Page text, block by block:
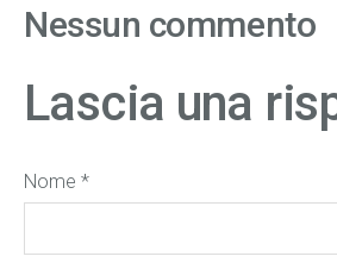
Nessun commento
Lascia una
Nome *